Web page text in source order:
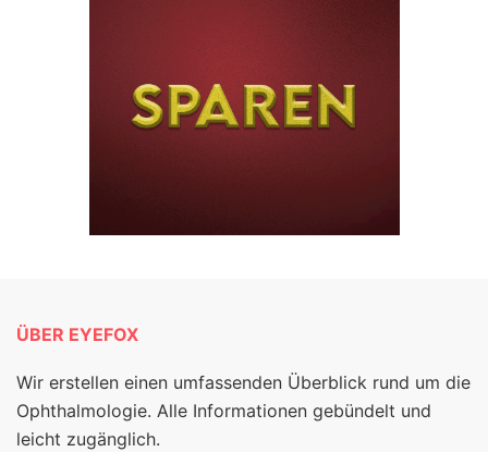
ÜBER EYEFOX
Wir erstellen einen umfassenden Überblick rund um die
Ophthalmologie. Alle Informationen gebündelt und
leicht zugänglich.